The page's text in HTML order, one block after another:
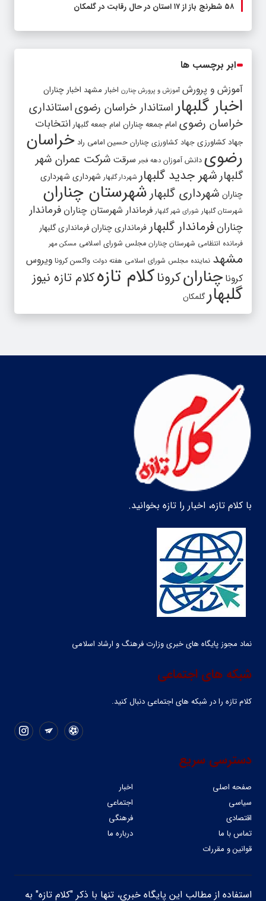
۵۸ شطرنج‌ باز از ۱۷ استان در حال رقابت در گلمکان
ابر برچسب ها
آموزش و پرورش آموزش و پرورش چنارن اخبار مشهد اخبار چناران
اخبار گلبهار استاندار خراسان رضویاستانداری
خراسان رضوی امام جمعه چناران امام جمعه گلبهار انتخابات
جهاد کشاورزی جهاد کشاورزی چناران حسین امامی راد خراسان
رضوی دانش آموزان دهه فجر سرقت شرکت عمران شهر
گلبهارشهر جدید گلبهار شهردار گلبهار شهرداری شهرداری
چناران شهرداری گلبهار شهرستان چناران
شهرستان گلبهار شورای شهر گلبهار فرماندار شهرستان چناران فرماندار
چنارانفرماندار گلبهار فرمانداری چنارانفرمانداری گلبهار
فرمانده انتظامی شهرستان چناران مجلس شورای اسلامی مسکن مهر
مشهد نماینده مجلس شورای اسلامی هفته دولت واکسن کرونا ویروس
کرونا چنارانکروناکلام تازهکلام تازه نیوز
گلبهارگلمکان
با کلام تازه، اخبار را تازه بخوانید.
نماد مجوز پایگاه های خبری وزارت فرهنگ و ارشاد اسلامی
شبکه های اجتماعی
کلام تازه را در شبکه ‌های اجتماعی دنبال کنید.
دسترسی سریع
صفحه اصلی
اخبار
سیاسی
اجتماعی
اقتصادی
فرهنگی
تماس با ما
درباره ما
قوانین و مقررات
استفاده از مطالب این پایگاه خبری، تنها با ذکر "کلام تازه" به